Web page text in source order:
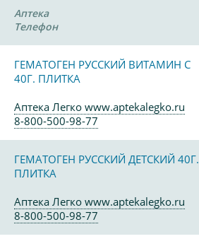
Аптека
Телефон
ГЕМАТОГЕН РУССКИЙ ВИТАМИН С
40Г. ПЛИТКА
Аптека Легко www.aptekalegko.ru
8-800-500-98-77
ГЕМАТОГЕН РУССКИЙ ДЕТСКИЙ 40Г.
ПЛИТКА
Аптека Легко www.aptekalegko.ru
8-800-500-98-77